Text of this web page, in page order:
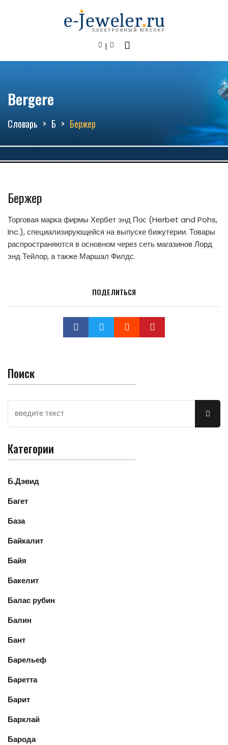
Веrgеrе
Словарь Б Бержер
Бержер
Торговая марка фирмы Хербет энд Пос (Herbet and Pohs,
Inc.), специализирующейся на выпуске бижутерии. Товары
распространяются в основном через сеть магазинов Лорд
энд Тейлор, а также Маршал Филдс.
ПОДЕЛИТЬСЯ
Поиск
Категории
Б.Дэвид
Багет
База
Байкалит
Байя
Бакелит
Балас рубин
Балин
Бант
Барельеф
Баретта
Барит
Барклай
Барода